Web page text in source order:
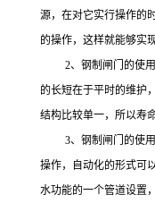
源，在对它实行操作的
的操作，这样就能够实
2、钢制闸门的使
的长短在于平时的维护
结构比较单一，所以寿
3、钢制闸门的使
操作，自动化的形式可
水功能的一个管道设置